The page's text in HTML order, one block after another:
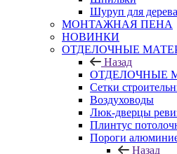
Шуруп для
МОНТАЖНАЯ ПЕНА
НОВИНКИ
ОТДЕЛОЧНЫЕ
Назад
ОТДЕЛОЧНЫЕ
Сетки
Воздуховоды
Люк-дверцы
Плинтус
Пороги
Назад